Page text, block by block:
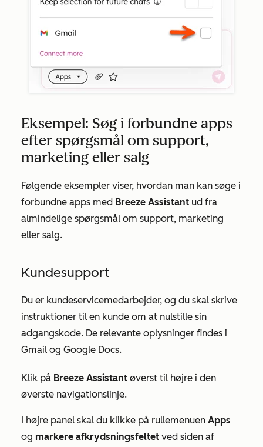
Eksempel: Søg i forbundne apps
efter spørgsmål om support,
marketing eller salg
Følgende eksempler viser, hvordan man kan søge i
forbundne apps med Breeze Assistant ud fra
almindelige spørgsmål om support, marketing
eller salg.
Kundesupport
Du er kundeservicemedarbejder, og du skal skrive
instruktioner til en kunde om at nulstille sin
adgangskode. De relevante oplysninger findes i
Gmail og Google Docs.
Klik på Breeze Assistant øverst til højre i den
øverste navigationslinje.
I højre panel skal du klikke på rullemenuen Apps
og markere afkrydsningsfeltet ved siden af